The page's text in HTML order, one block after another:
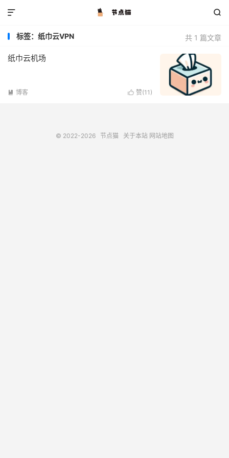


共 1 篇文章
标签：纸巾云VPN
纸巾云机场
 赞(11 )
 博客
© 2022-2026 节点猫 关于本站 网站地图